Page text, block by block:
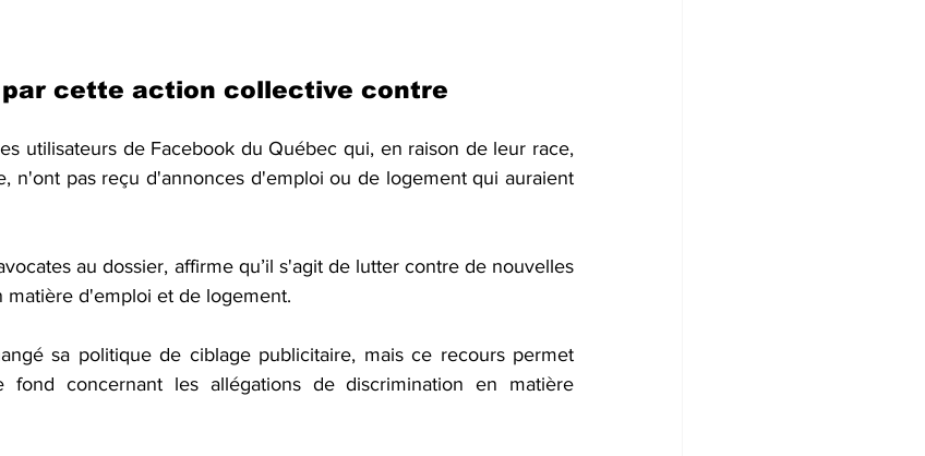
cette action collective contre
utilisateurs de Facebook du Québec qui, en raison de leur race,
n'ont pas reçu d'annonces d'emploi ou de logement qui auraient
au dossier, affirme qu’il s'agit de lutter contre de nouvelles
d'emploi et de logement.
sa politique de ciblage publicitaire, mais ce recours permet
fond concernant les allégations de discrimination en matière